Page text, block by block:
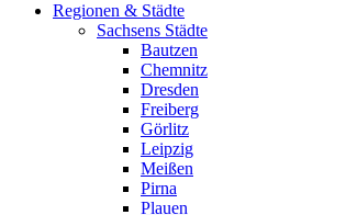
Regionen & Städte
Sachsens Städte
Bautzen
Chemnitz
Dresden
Freiberg
Görlitz
Leipzig
Meißen
Pirna
Plauen